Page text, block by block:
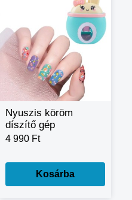
Nyuszis köröm
díszítő gép
kislányoknak
csillámokkal
4 990 Ft
Kosárba